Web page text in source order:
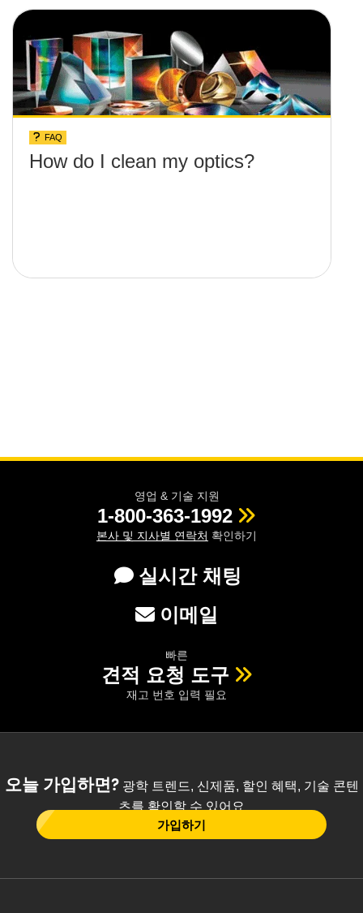
FAQ
How do I clean my optics?
영업 & 기술 지원
1-800-363-1992
본사 및 지사별 연락처 확인하기
실시간 채팅
이메일
빠른
견적 요청 도구
재고 번호 입력 필요
오늘 가입하면?광학 트렌드, 신제품, 할인 혜택, 기술 콘텐
츠를 확인할 수 있어요
가입하기